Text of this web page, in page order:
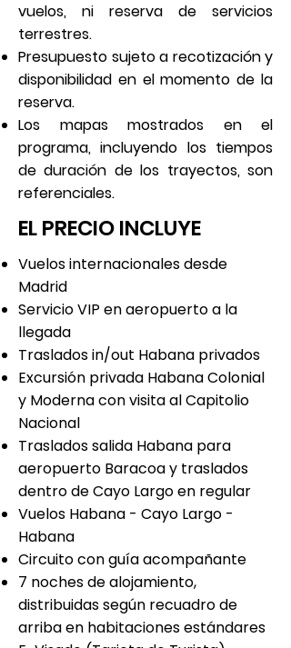
vuelos, ni reserva de servicios
terrestres.
Presupuesto sujeto a recotización y
disponibilidad en el momento de la
reserva.
Los mapas mostrados en el
programa, incluyendo los tiempos
de duración de los trayectos, son
referenciales.
EL PRECIO INCLUYE
Vuelos internacionales desde
Madrid
Servicio VIP en aeropuerto a la
llegada
Traslados in/out Habana privados
Excursión privada Habana Colonial
y Moderna con visita al Capitolio
Nacional
Traslados salida Habana para
aeropuerto Baracoa y traslados
dentro de Cayo Largo en regular
Vuelos Habana - Cayo Largo -
Habana
Circuito con guía acompañante
7 noches de alojamiento,
distribuidas según recuadro de
arriba en habitaciones estándares